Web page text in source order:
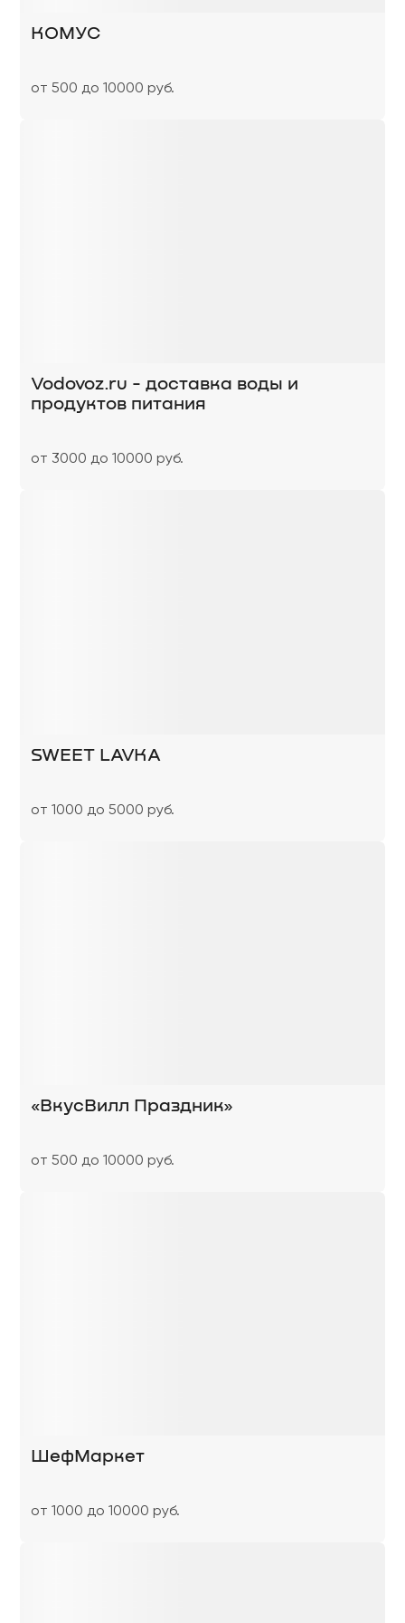
КОМУС
от 500 до 10000 руб.
Vodovoz.ru - доставка воды и
продуктов питания
от 3000 до 10000 руб.
SWEET LAVKA
от 1000 до 5000 руб.
«‎ВкусВилл Праздник»
от 500 до 10000 руб.
ШефМаркет
от 1000 до 10000 руб.